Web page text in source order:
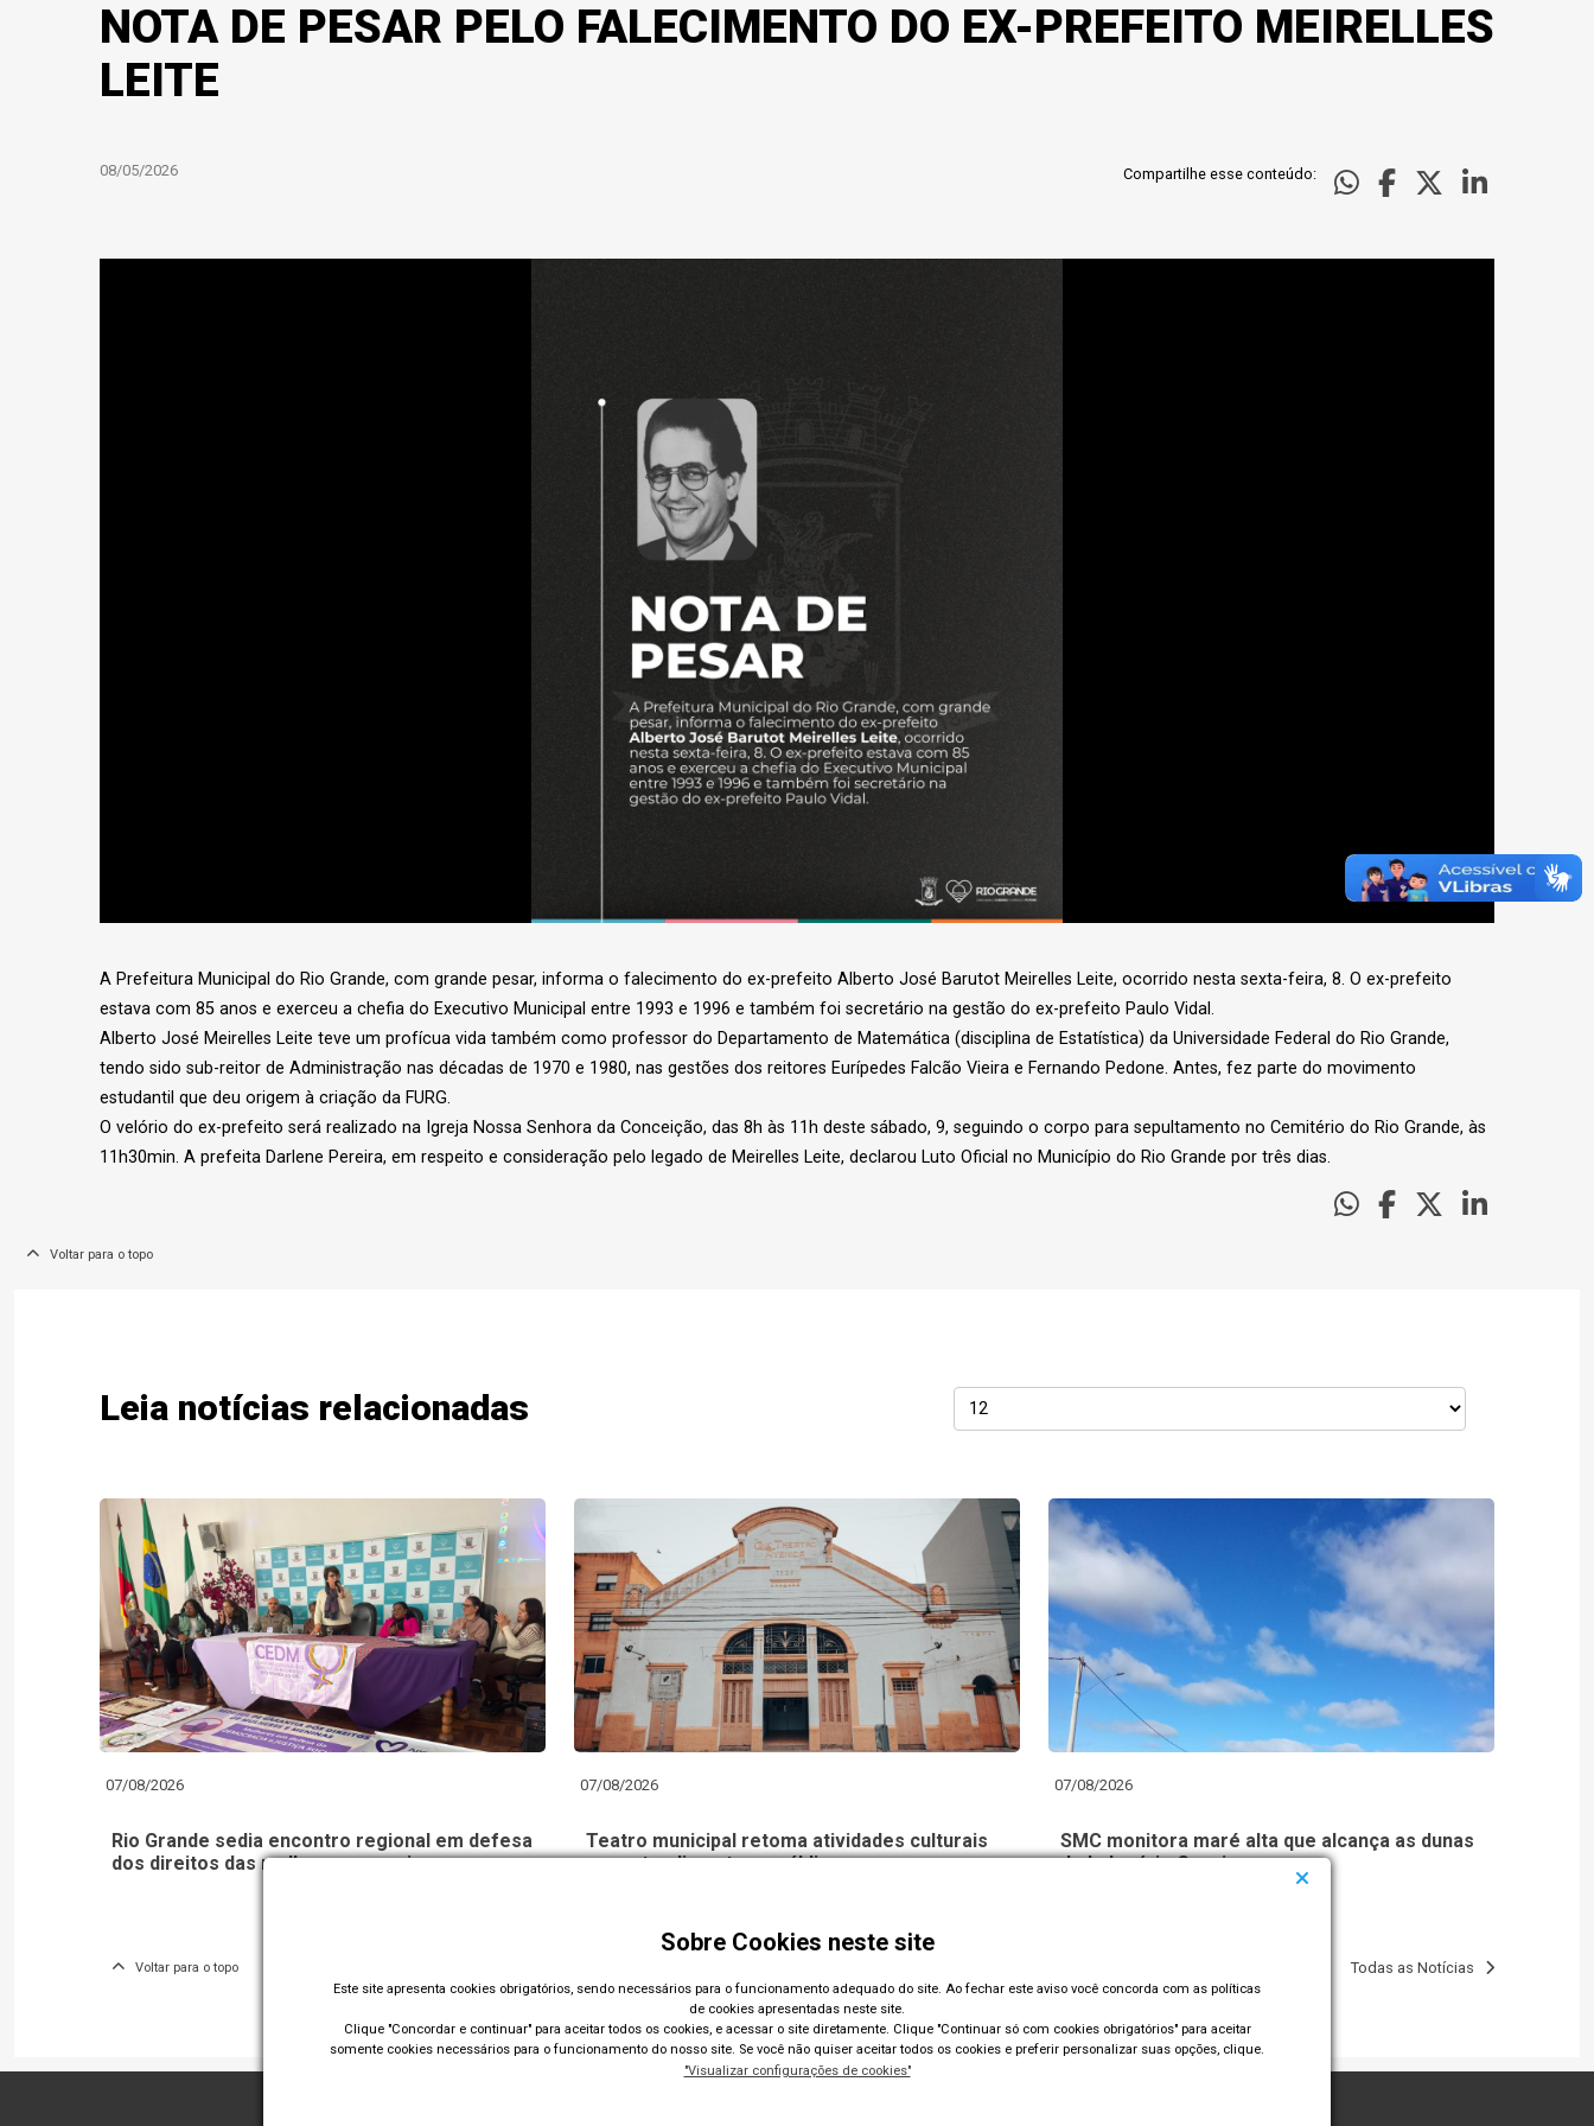
NOTA DE PESAR PELO FALECIMENTO DO EX-PREFEITO MEIRELLES
LEITE
08/05/2026 Compartilhe esse conteúdo:
A Prefeitura Municipal do Rio Grande, com grande pesar, informa o falecimento do ex-prefeito Alberto José Barutot Meirelles Leite, ocorrido nesta sexta-feira, 8. O ex-prefeito
estava com 85 anos e exerceu a chefia do Executivo Municipal entre 1993 e 1996 e também foi secretário na gestão do ex-prefeito Paulo Vidal.
Alberto José Meirelles Leite teve um profícua vida também como professor do Departamento de Matemática (disciplina de Estatística) da Universidade Federal do Rio Grande,
tendo sido sub-reitor de Administração nas décadas de 1970 e 1980, nas gestões dos reitores Eurípedes Falcão Vieira e Fernando Pedone. Antes, fez parte do movimento
estudantil que deu origem à criação da FURG.
O velório do ex-prefeito será realizado na Igreja Nossa Senhora da Conceição, das 8h às 11h deste sábado, 9, seguindo o corpo para sepultamento no Cemitério do Rio Grande, às
11h30min. A prefeita Darlene Pereira, em respeito e consideração pelo legado de Meirelles Leite, declarou Luto Oficial no Município do Rio Grande por três dias.
Voltar para o topo
Leia notícias relacionadas
07/08/2026
Rio Grande sedia encontro regional em defesa
dos direitos das mulheres e meninas
07/08/2026
Teatro municipal retoma atividades culturais
para atendimento ao público
07/08/2026
SMC monitora maré alta que alcança as dunas
do balneário Cassino
Voltar para o topo Todas as Notícias
Sobre Cookies neste site
Este site apresenta cookies obrigatórios, sendo necessários para o funcionamento adequado do site. Ao fechar este aviso você concorda com as políticas
de cookies apresentadas neste site.
Clique "Concordar e continuar" para aceitar todos os cookies, e acessar o site diretamente. Clique "Continuar só com cookies obrigatórios" para aceitar
somente cookies necessários para o funcionamento do nosso site. Se você não quiser aceitar todos os cookies e preferir personalizar suas opções, clique.
"Visualizar configurações de cookies"